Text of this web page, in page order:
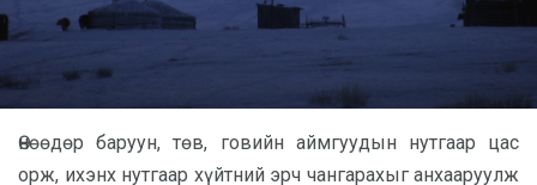
Өнөөдөр баруун, төв, говийн аймгуудын нутгаар цас
орж, ихэнх нутгаар хүйтний эрч чангарахыг анхааруулж